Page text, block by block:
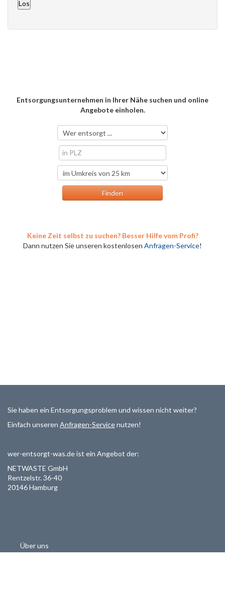
Entsorgungsunternehmen in Ihrer Nähe suchen und online
Angebote einholen.
Keine Zeit selbst zu suchen? Besser Hilfe vom Profi?
Dann nutzen Sie unseren kostenlosen Anfragen-Service!
Sie haben ein Entsorgungsproblem und wissen nicht weiter?
Einfach unseren Anfragen-Servicenutzen!
wer-entsorgt-was.de ist ein Angebot der:
NETWASTE GmbH
Rentzelstr. 36-40
20146 Hamburg
Über uns